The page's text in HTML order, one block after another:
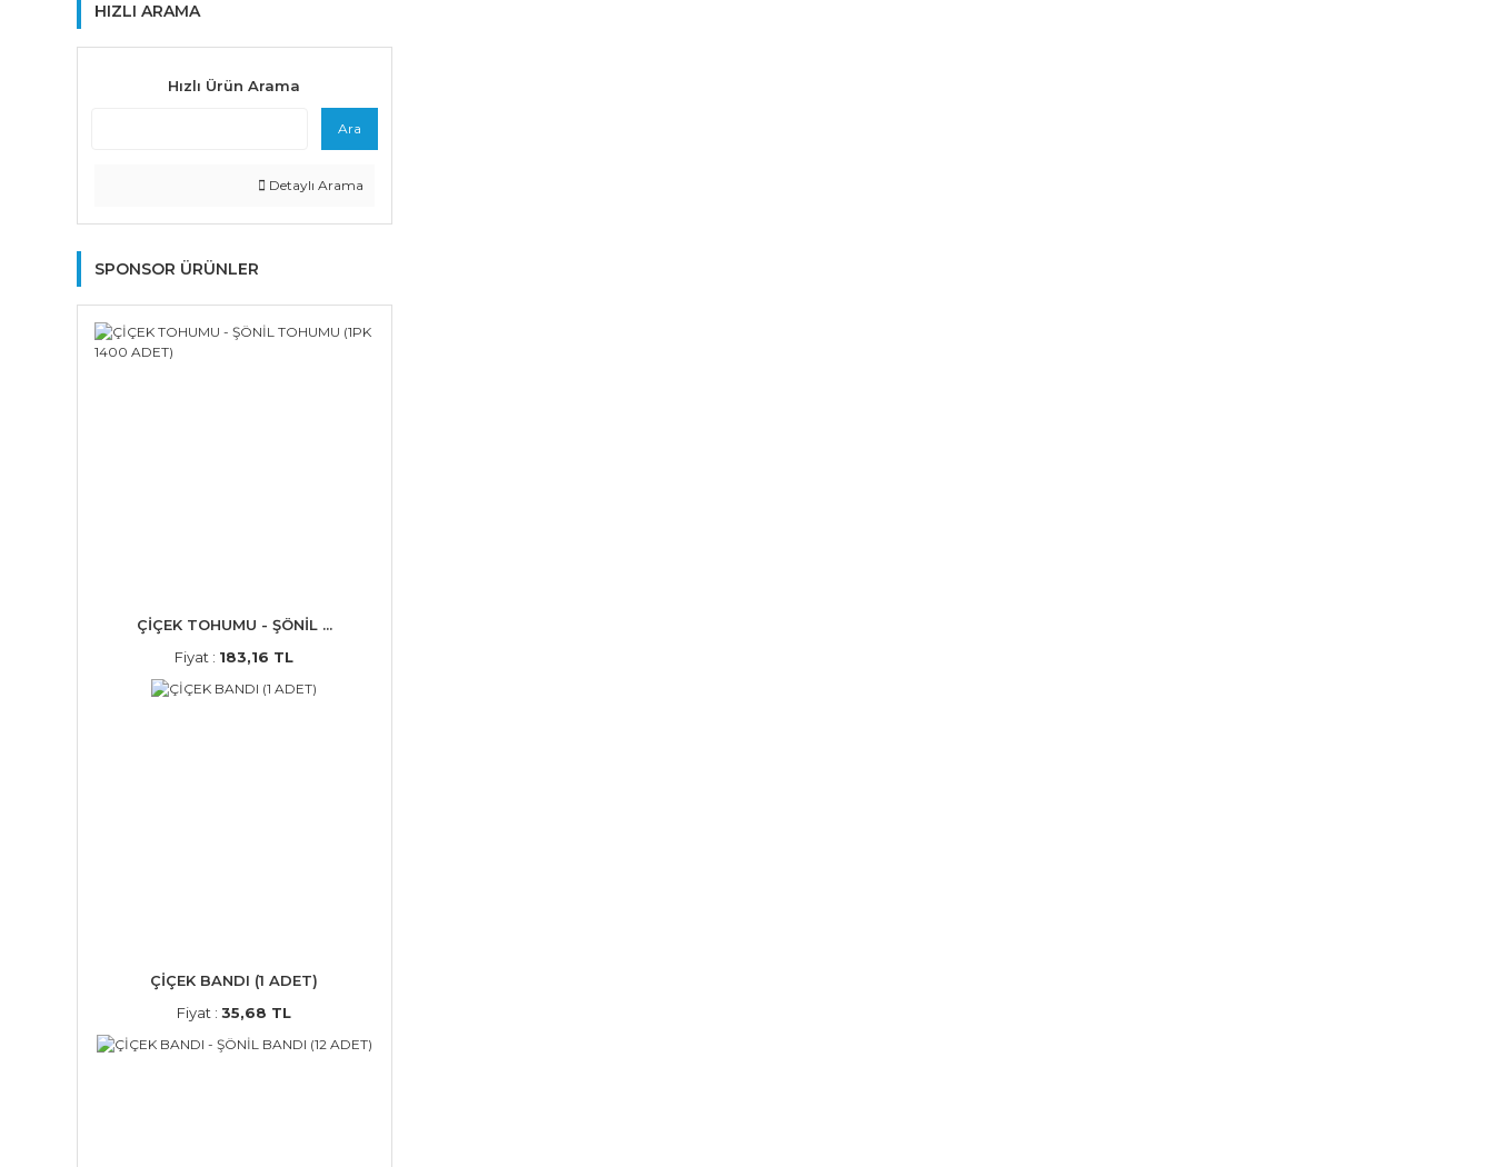
HIZLI ARAMA
Hızlı Ürün Arama
Ara
Detaylı Arama
SPONSOR ÜRÜNLER
ÇİÇEK TOHUMU - ŞÖNİL ...
Fiyat : 183,16 TL
ÇİÇEK BANDI (1 ADET)
Fiyat :35,68 TL